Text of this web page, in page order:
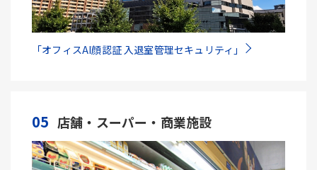
「オフィスAI顔認証 入退室管理セキュリティ」
05 店舗・スーパー・商業施設